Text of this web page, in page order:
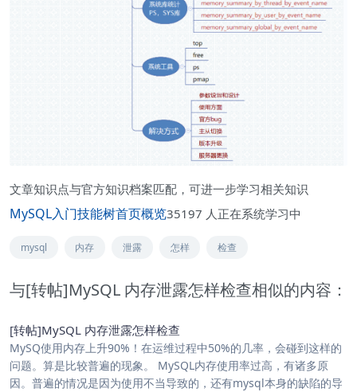
文章知识点与官方知识档案匹配，可进一步学习相关知识
MySQL入门技能树首页概览35197 人正在系统学习中
mysql 内存 泄露 怎样 检查
与[转帖]MySQL 内存泄露怎样检查相似的内容：
[转帖]MySQL 内存泄露怎样检查
MySQ使用内存上升90%！在运维过程中50%的几率，会碰到这样的
问题。算是比较普遍的现象。 MySQL内存使用率过高，有诸多原
因。普遍的情况是因为使用不当导致的，还有mysql本身的缺陷的导